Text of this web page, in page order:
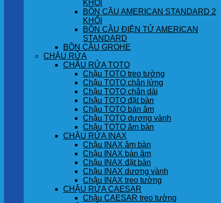
KHỐI
BỒN CẦU AMERICAN STANDARD 2
KHỐI
BỒN CẦU ĐIỆN TỬ AMERICAN
STANDARD
BỒN CẦU GROHE
CHẬU RỬA
CHẬU RỬA TOTO
Chậu TOTO treo tường
Chậu TOTO chân lửng
Chậu TOTO chân dài
Chậu TOTO đặt bàn
Chậu TOTO bán âm
Chậu TOTO dương vành
Chậu TOTO âm bàn
CHẬU RỬA INAX
Chậu INAX âm bàn
Chậu INAX bán âm
Chậu INAX đặt bàn
Chậu INAX dương vành
Chậu INAX treo tường
CHẬU RỬA CAESAR
Chậu CAESAR treo tường